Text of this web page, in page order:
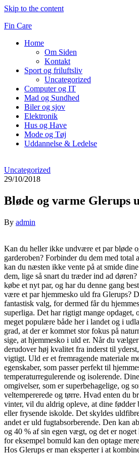
Skip to the content
Fin Care
Home
Om Siden
Kontakt
Sport og friluftsliv
Uncategorized
Computer og IT
Mad og Sundhed
Biler og sjov
Elektronik
Hus og Have
Mode og Tøj
Uddannelse & Ledelse
Uncategorized
29/10/2018
Bløde og varme Glerups
By admin
Kan du heller ikke undvære et par bløde
garderoben? Forbinder du dem med total
kan du næsten ikke vente på at smide
dem, lige så snart du træder ind ad
købe et nyt par, og har du denne gang
være et par hjemmesko uld fra Glerups?
fantastisk valg, for dermed får du
superliga. Det har rigtigt mange opdaget,
meget populære både her i landet og i
grad, at der er kommet stor fokus på
sige, at hjemmesko i uld er. Når du
derudover høj kvalitet fra inderst til
vigtigt. Uld er et fremragende materiale
egenskaber, som passer perfekt til
temperaturregulerende og isolerende.
omgivelser, som er superbehagelige, og
veltempererede og tørre. Hvad enten du
vinter, vil du aldrig opleve, at dine fødder
eller frysende iskolde. Det skyldes
andet er uld fugtabsorberende. Den kan
og 40 % af sin egen vægt, og det er
for eksempel bomuld kan den optage
Hos Glerups er man eksperter i at